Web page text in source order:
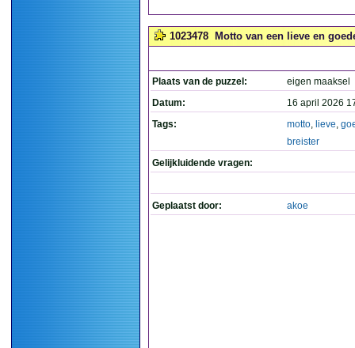
1023478 Motto van een lieve en
Plaats van de puzzel:
eigen maaksel
Datum:
16 april 2026
Tags:
motto, lieve,
breister
Gelijkluidende vragen:
Geplaatst door: akoe